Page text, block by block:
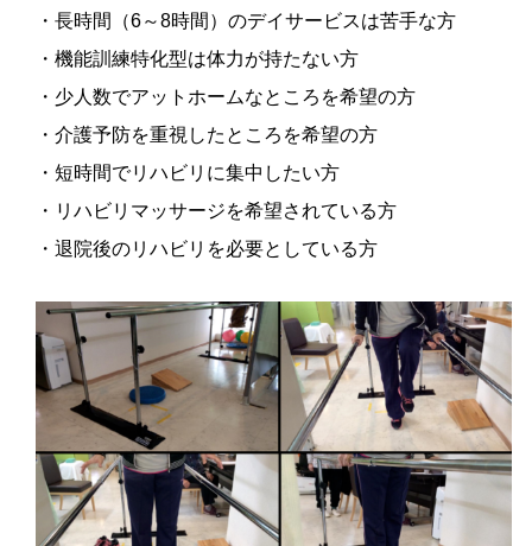
・長時間（6～8時間）のデイサービスは苦手な方
・機能訓練特化型は体力が持たない方
・少人数でアットホームなところを希望の方
・介護予防を重視したところを希望の方
・短時間でリハビリに集中したい方
・リハビリマッサージを希望されている方
・退院後のリハビリを必要としている方